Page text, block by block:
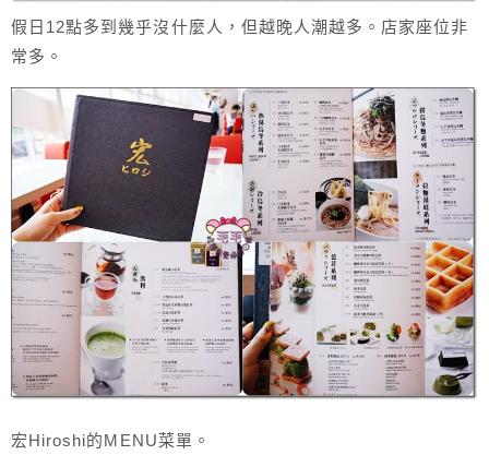
假日12點多到幾乎沒什麼人，但越晚人潮越多。 店家座位非
常多。
宏Hiroshi的MENU菜單。